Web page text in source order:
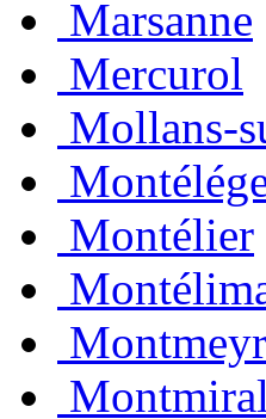
Marsanne
Mercurol
Mollans-
Montélier
Montmiral